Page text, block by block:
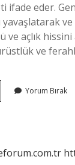
ifade eder.
yavaşlatarak
ve açlık
ve
Yorum Bırak